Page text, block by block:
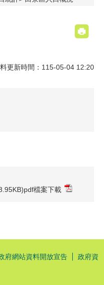
更新時間：115-05-04 12:20
檔案下載
府網站資料開放宣告
政府資